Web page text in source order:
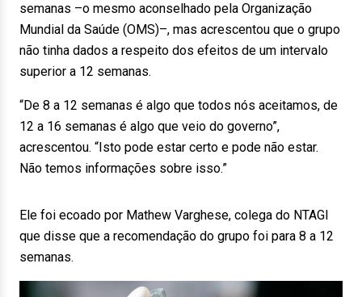
semanas –o mesmo aconselhado pela Organização
Mundial da Saúde (OMS)–, mas acrescentou que o grupo
não tinha dados a respeito dos efeitos de um intervalo
superior a 12 semanas.
“De 8 a 12 semanas é algo que todos nós aceitamos, de
12 a 16 semanas é algo que veio do governo”,
acrescentou. “Isto pode estar certo e pode não estar.
Não temos informações sobre isso.”
Ele foi ecoado por Mathew Varghese, colega do NTAGI
que disse que a recomendação do grupo foi para 8 a 12
semanas.